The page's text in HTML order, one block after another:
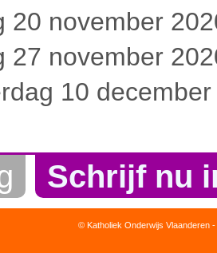
20 november
27 november
10
Schrijf nu
© Katholiek Onderwijs Vlaanderen